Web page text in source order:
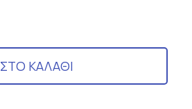
ΣΤΟ ΚΑΛΑΘΙ